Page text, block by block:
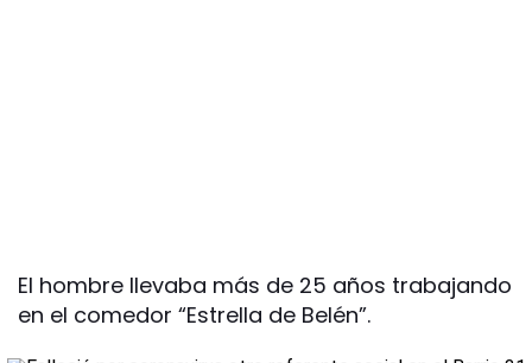
El hombre llevaba más de 25 años trabajando
en el comedor “Estrella de Belén”.